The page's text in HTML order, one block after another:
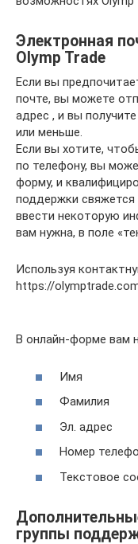
Электронная
Olymp Trade
Если вы
почте, вы можете
адрес , и вы
или меньше.
Если вы хотите,
по телефону, вы
форму, и
поддержки свяжется
ввести некоторую
вам нужна, в поле
Используя
https://
В онлайн-форме вам
Имя
Фамилия
Эл. адрес
Номер
Текстовое
группы